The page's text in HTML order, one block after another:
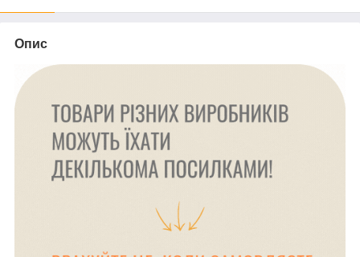
Опис